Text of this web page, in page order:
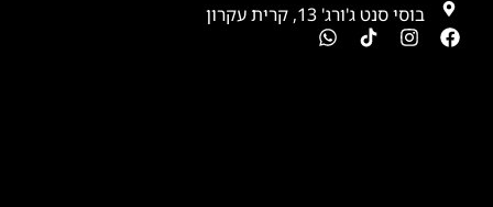
בוסי סנט ג'ורג' 13, קרית עקרון